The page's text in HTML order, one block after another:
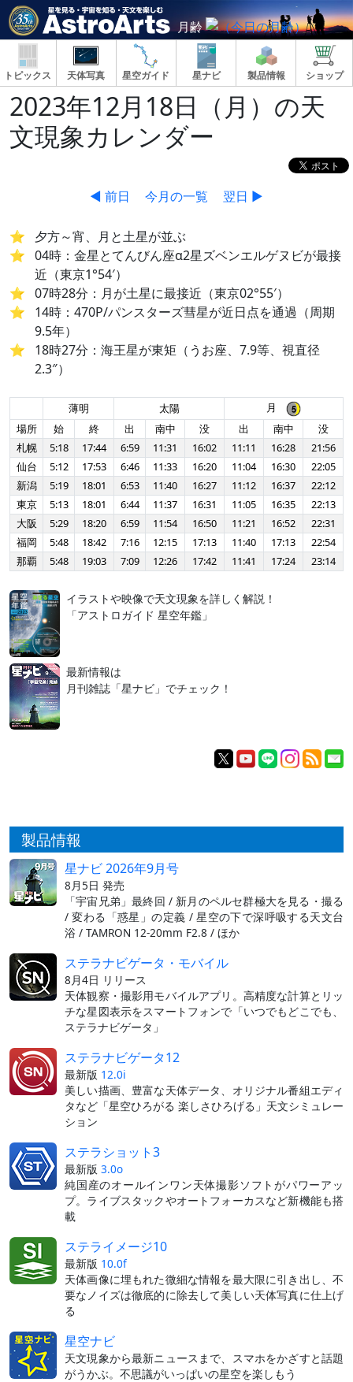
月齢
トピックス 天体写真 星空ガイド 星ナビ 製品情報 ショップ
2023年12月18日（月）の天
文現象カレンダー
◀ 前日 今月の一覧 翌日 ▶
夕方～宵、月と土星が並ぶ
04時：金星とてんびん座α2星ズベンエルゲヌビが最接
近（東京1°54′）
07時28分：月が土星に最接近（東京02°55′）
14時：470P/パンスターズ彗星が近日点を通過（周期
9.5年）
18時27分：海王星が東矩（うお座、7.9等、視直径
2.3″）
薄明 太陽
月
場所
始 終 出 南中 没 出 南中
没
札幌
5:18 17:44 6:59 11:31 16:02 11:11 16:28
21:56
仙台
5:12 17:53 6:46 11:33 16:20 11:04 16:30
22:05
新潟
5:19 18:01 6:53 11:40 16:27 11:12 16:37
22:12
東京
5:13 18:01 6:44 11:37 16:31 11:05 16:35
22:13
大阪
5:29 18:20 6:59 11:54 16:50 11:21 16:52
22:31
福岡
5:48 18:42 7:16 12:15 17:13 11:40 17:13
22:54
那覇
5:48 19:03 7:09 12:26 17:42 11:41 17:24 23:14
イラストや映像で天文現象を詳しく解説！
「アストロガイド 星空年鑑」
最新情報は
月刊雑誌「星ナビ」でチェック！
製品情報
星ナビ 2026年9月号
8月5日 発売
「宇宙兄弟」最終回 / 新月のペルセ群極大を見る・撮る
/ 変わる「惑星」の定義 / 星空の下で深呼吸する天文台
浴 / TAMRON 12-20mm F2.8 / ほか
ステラナビゲータ・モバイル
8月4日 リリース
天体観察・撮影用モバイルアプリ。高精度な計算とリッ
チな星図表示をスマートフォンで「いつでもどこでも、
ステラナビゲータ」
ステラナビゲータ12
最新版 12.0i
美しい描画、豊富な天体データ、オリジナル番組エディ
タなど「星空ひろがる 楽しさひろげる」天文シミュレー
ション
ステラショット3
最新版 3.0o
純国産のオールインワン天体撮影ソフトがパワーアッ
プ。ライブスタックやオートフォーカスなど新機能も搭
載
ステライメージ10
最新版 10.0f
天体画像に埋もれた微細な情報を最大限に引き出し、不
要なノイズは徹底的に除去して美しい天体写真に仕上げ
る
星空ナビ
天文現象から最新ニュースまで、スマホをかざすと話題
がうかぶ。不思議がいっぱいの星空を楽しもう